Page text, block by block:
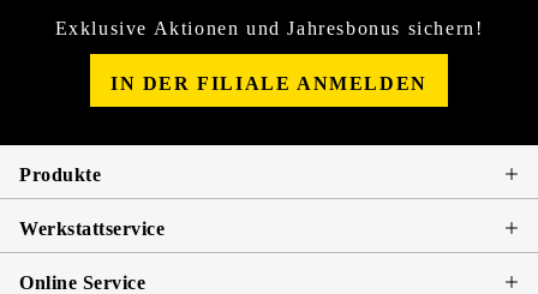
Exklusive Aktionen und Jahresbonus sichern!
IN DER FILIALE ANMELDEN
Produkte
Werkstattservice
Online Service